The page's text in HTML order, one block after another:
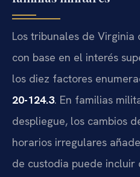
Los tribunales de
con base en el interés
los diez factores
20-124.3. En familias
despliegue, los cambios
horarios irregulares
de custodia puede incluir